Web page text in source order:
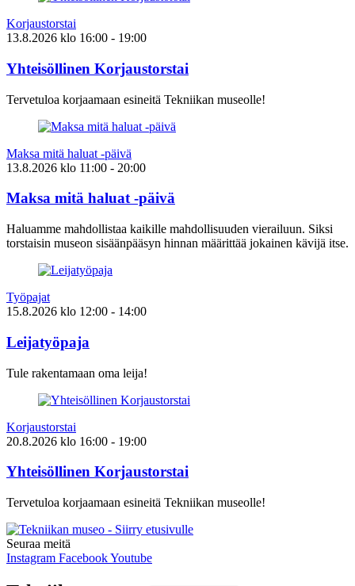
Korjaustorstai
13.8.2026 klo 16:00 - 19:00
Yhteisöllinen Korjaustorstai
Tervetuloa korjaamaan esineitä Tekniikan museolle!
Maksa mitä haluat -päivä
13.8.2026 klo 11:00 - 20:00
Maksa mitä haluat -päivä
Haluamme mahdollistaa kaikille mahdollisuuden vierailuun. Siksi
torstaisin museon sisäänpääsyn hinnan määrittää jokainen kävijä itse.
Työpajat
15.8.2026 klo 12:00 - 14:00
Leijatyöpaja
Tule rakentamaan oma leija!
Korjaustorstai
20.8.2026 klo 16:00 - 19:00
Yhteisöllinen Korjaustorstai
Tervetuloa korjaamaan esineitä Tekniikan museolle!
Seuraa meitä
Instagram FacebookYoutube